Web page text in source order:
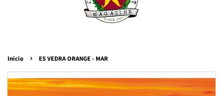
Inicio › ES VEDRA ORANGE - MAR